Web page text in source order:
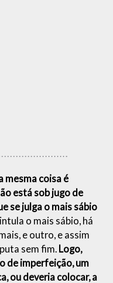
mesma coisa é
está sob jugo de
se julga o mais sábio
o mais sábio, há
e outro, e assim
sem fim. Logo,
de imperfeição, um
ou deveria colocar, a